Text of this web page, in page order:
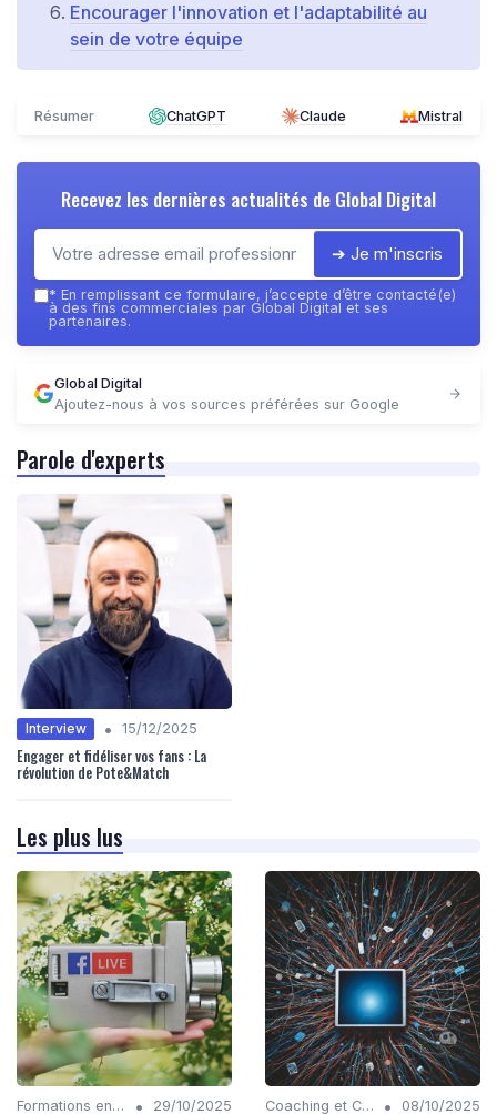
Encourager l'innovation et l'adaptabilité au
sein de votre équipe
Résumer ChatGPT Claude Mistral
Recevez les dernières actualités de Global Digital
➔ Je m'inscris
* En remplissant ce formulaire, j’accepte d’être contacté(e)
à des fins commerciales par Global Digital et ses
partenaires.
Global Digital
Ajoutez-nous à vos sources préférées sur Google
Parole d'experts
Interview • 15/12/2025
Engager et fidéliser vos fans : La
révolution de Pote&Match
Les plus lus
Formations en Compétences Digitales • 29/10/2025 Coaching et Conseil en Stratégie Numérique • 08/10/2025